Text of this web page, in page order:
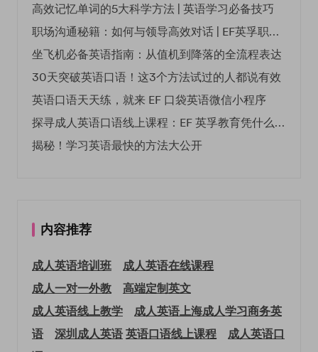
高效记忆单词的5大科学方法 | 英语学习必备技巧
职场沟通秘籍：如何与领导高效对话 | EF英孚职场指南
坐飞机必备英语指南：从值机到降落的全流程表达
30天突破英语口语！这3个方法试过的人都说有效
英语口语天天练，就来 EF 口袋英语微信小程序
探寻成人英语口语线上课程：EF 英孚教育凭什么领航
揭秘！学习英语最快的方法大公开
内容推荐
成人英语培训班
成人英语在线课程
成人一对一外教
高端定制英文
成人英语线上教学
成人英语上海成人学习商务英
语
深圳成人英语英语口语线上课程
成人英语口